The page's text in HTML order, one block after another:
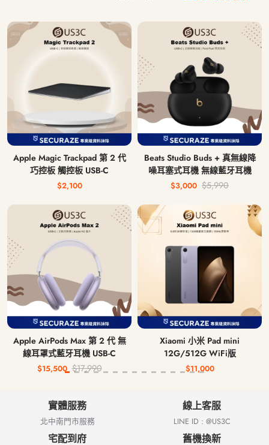
Apple Magic Trackpad 第 2 代
巧控板 觸控板 USB-C
$2,100
Beats Studio Buds + 真無線降
噪耳塞式耳機 無線藍牙耳機
$3,000 $5,990
Apple AirPods Max 第 2 代 無
線耳罩式藍牙耳機 USB-C
$15,500 $17,990
Xiaomi 小米 Pad mini
12G/512G WiFi版
$11,000
實體服務
北中南門市服務
線上客服
LINE ID : @US3C
宅配到府 舊機換新